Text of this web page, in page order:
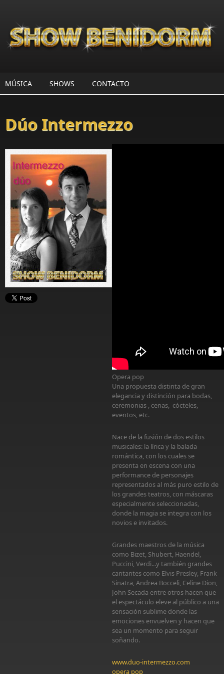
MÚSICA SHOWS CONTACTO
Dúo Intermezzo
Opera pop
Una propuesta distinta de gran
elegancia y distinción para bodas,
ceremonias , cenas, cócteles,
eventos, etc.
Nace de la fusión de dos estilos
musicales: la lírica y la balada
romántica, con los cuales se
presenta en escena con una
performance de personajes
representados al más puro estilo de
los grandes teatros, con máscaras
especialmente seleccionadas,
donde la magia se integra con los
novios e invitados.
Grandes maestros de la música
como Bizet, Shubert, Haendel,
Puccini, Verdi...y también grandes
cantantes como Elvis Presley, Frank
Sinatra, Andrea Bocceli, Celine Dion,
John Secada entre otros hacen que
el espectáculo eleve al público a una
sensación sublime donde las
emociones envuelven y hacen que
sea un momento para seguir
soñando.
www.duo-intermezzo.com
opera pop